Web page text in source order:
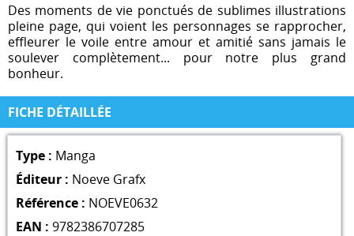
Des moments de vie ponctués de sublimes illustrations
pleine page, qui voient les personnages se rapprocher,
effleurer le voile entre amour et amitié sans jamais le
soulever complètement... pour notre plus grand
bonheur.
FICHE DÉTAILLÉE
Type : Manga
Éditeur : Noeve Grafx
Référence : NOEVE0632
EAN : 9782386707285